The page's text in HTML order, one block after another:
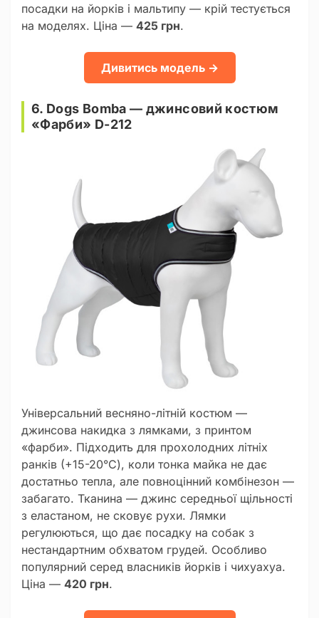
посадки на йорків і мальтипу — крій тестується
на моделях. Ціна — 425 грн.
Дивитись модель →
6. Dogs Bomba — джинсовий костюм
«Фарби» D-212
Універсальний весняно-літній костюм —
джинсова накидка з лямками, з принтом
«фарби». Підходить для прохолодних літніх
ранків (+15-20°C), коли тонка майка не дає
достатньо тепла, але повноцінний комбінезон —
забагато. Тканина — джинс середньої щільності
з еластаном, не сковує рухи. Лямки
регулюються, що дає посадку на собак з
нестандартним обхватом грудей. Особливо
популярний серед власників йорків і чихуахуа.
Ціна — 420 грн.